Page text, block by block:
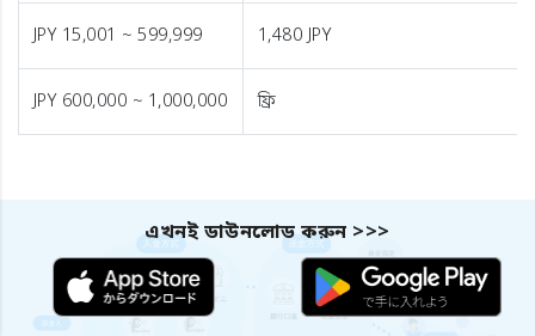
JPY 15,001 ~ 599,999 1,480 JPY
JPY 600,000 ~ 1,000,000 ফ্রি
এখনই ডাউনলোড করুন >>>